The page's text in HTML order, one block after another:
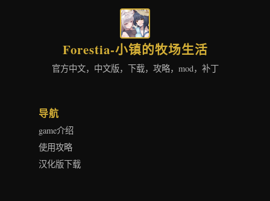
Forestia-小镇的牧场生活
官方中文，中文版，下载，攻略，mod，补丁
导航
game介绍
使用攻略
汉化版下载